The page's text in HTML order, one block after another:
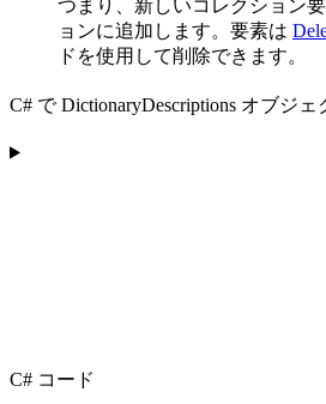
つまり、新しいコレクション
ョンに追加します。要素は
ドを使用して削除できます。
C# で DictionaryDescriptions オブジ
C# コード